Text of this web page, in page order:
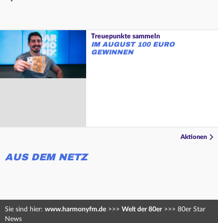
Treuepunkte sammeln
IM AUGUST 100 EURO
GEWINNEN
Aktionen
AUS DEM NETZ
Sie sind hier: www.harmonyfm.de >>> Welt der 80er >>> 80er Star
News